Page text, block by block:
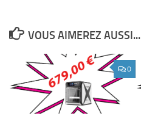
VOUS AIMEREZ AUSSI...
0